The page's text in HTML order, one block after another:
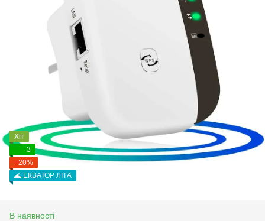
Хіт
3
−20%
🌊 ЕКВАТОР ЛІТА
В наявності